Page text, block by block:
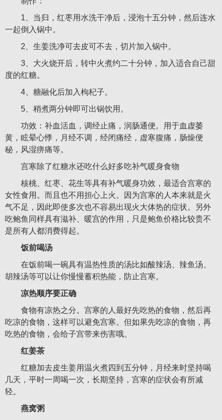
1、当归，红枣用水洗干净后，浸泡十五分钟，然后连水
一起倒入锅中。
2、生姜洗净可去皮可不去，切片加入锅中。
3、大火烧开后，转中火煮约二十分钟，加入适合自己甜
度的红糖。
4、糖融化后加入枸杞子。
5、稍煮两分钟即可出锅饮用。
功效：补血活血，调经止痛，润肠通便。用于血虚萎
黄，眩晕心悸，月经不调，经闭痛经，虚寒腹痛，肠燥便
秘，风湿痹痛等。
宫寒除了红糖水还吃什么好多吃补气暖身食物
核桃、红枣、花生等具有补气暖身功效，最适合宫寒的
女性食用。而且也不用担心上火。因为宫寒的人本来就是火
气不足，因此即使多次也不容易出现火大体热的症状。另外
吃鲍鱼同样具有滋补、暖宫的作用，只是鲍鱼价格比较贵不
是所有人都消费得起。
饭前喝汤
在饭前喝一碗具有温热性质的汤比如酸辣汤、辣鱼汤、
胡辣汤等可以让你慢慢蓄积热能，防止宫寒。
凉热顺序要正确
食物有凉热之分。宫寒的人最好先吃热的食物，然后再
吃凉的食物，这样可以避免宫寒。但如果先吃凉的食物，再
吃热的食物，会给子宫带来伤害哦。
红姜茶
红糖加去皮生姜用温火煮四到五分钟，月经来时坚持喝
几天，平时一周喝一次，长期坚持，宫寒的症状会有所减
轻。
燕窝粥